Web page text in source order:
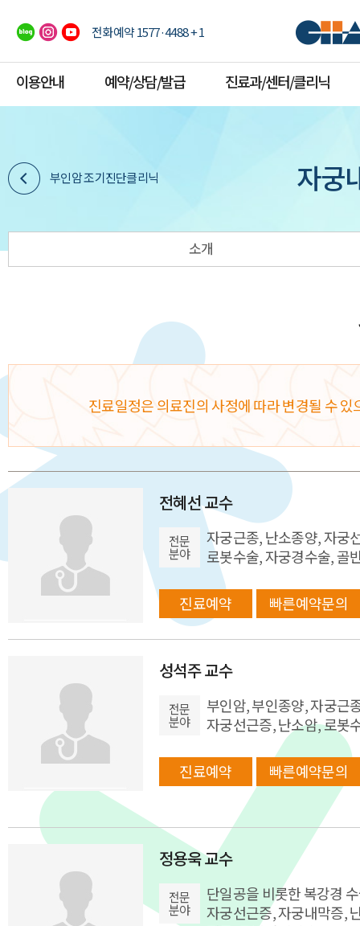
전화예약 1577·4488 + 1
이용안내 예약/상담/발급 진료과/센터/클리닉
부인암 조기진단클리닉 자궁
소개
진료일정은 의료진의 사정에 따라 변경될 수
전혜선 교수
전문
분야
자궁근종, 난소종양, 자궁
로봇수술, 자궁경수술, 골
진료예약 빠른예약문의
성석주 교수
전문
분야
부인암, 부인종양, 자궁근
자궁선근증, 난소암, 로봇
진료예약 빠른예약문의
정용욱 교수
전문
분야
단일공을 비롯한 복강경
자궁선근증, 자궁내막증,